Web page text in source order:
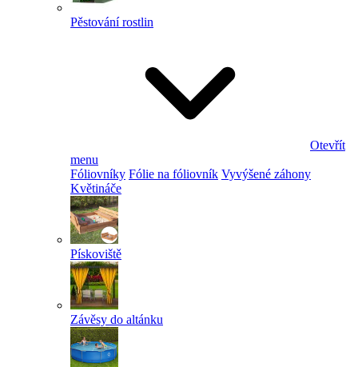
Pěstování rostlin
Otevřít
menu
Fóliovníky Fólie na fóliovník Vyvýšené záhony
Květináče
Pískoviště
Závěsy do altánku